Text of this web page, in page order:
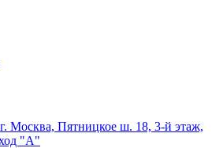
Москва, Пятницкое ш. 18, 3-й этаж,
"А"